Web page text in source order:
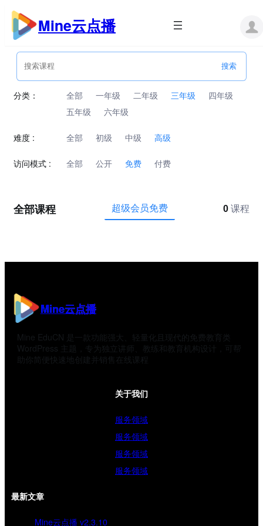
跳
内
Mine云点播
分类： 全部 一年级 二年级 三年级
四年级
五年级
六年级
难度 : 全部 初级 中级 高级
访问模式 : 全部 公开 免费 付费
全部课程 超级会员免费 0 课程
Mine云点播
Mine EduCN 是一款功能强大、轻量化且现代的免费教育类
WordPress 主题，专为独立讲师、教练和教育机构设计，可帮
助你简便快速地创建并销售在线课程
关于我们
服务领域
服务领域
服务领域
服务领域
最新文章
Mine云点播 v2.3.10